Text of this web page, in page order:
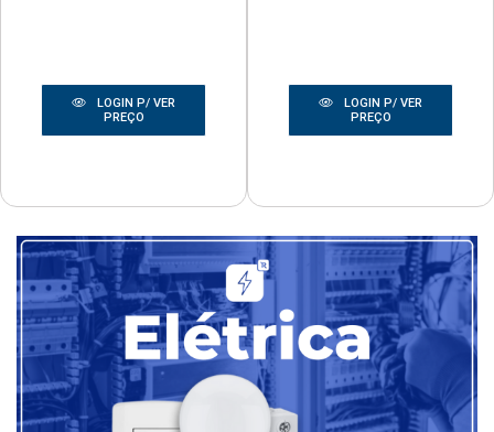
LOGIN P/ VER
PREÇO
LOGIN P/ VER
PREÇO